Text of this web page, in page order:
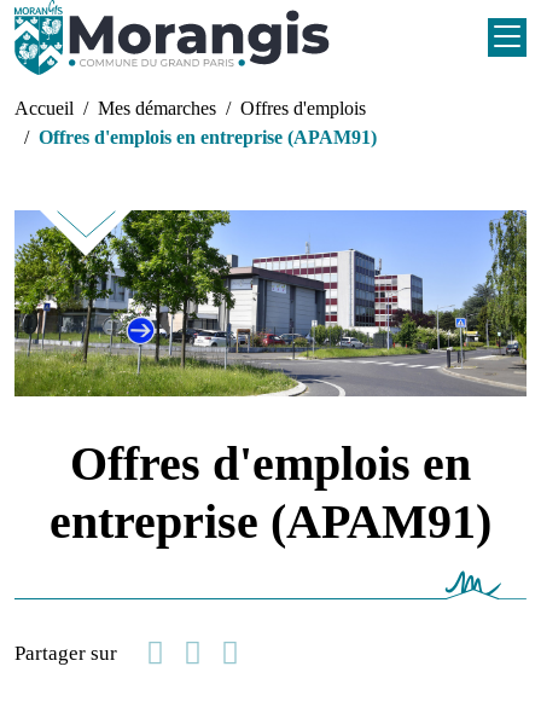
Aller au contenu principal
Fil d'Ariane
Accueil Mes démarches
Offres d'emplois
Offres d'emplois en entreprise (APAM91)
Offres d'emplois en
entreprise (APAM91)
Partager sur
FacebookLinkedin
Email